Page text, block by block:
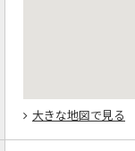
大きな地図で見る